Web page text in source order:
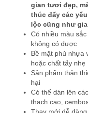
gian tươi đẹp,
thúc đẩy các
lộc cũng như
Có nhiều màu
không có được
Bề mặt phủ nhựa
hoặc chất tẩy nhẹ
Sản phẩm thân
hại
Có thể dán lên
thạch cao,